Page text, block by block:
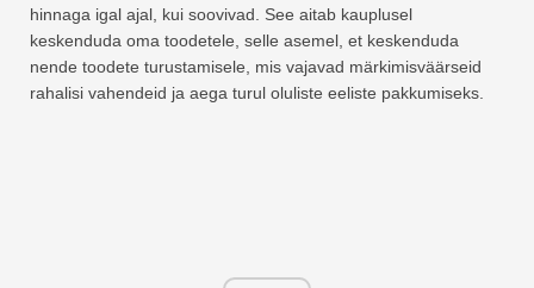
hinnaga igal ajal, kui soovivad. See aitab kauplusel
keskenduda oma toodetele, selle asemel, et keskenduda
nende toodete turustamisele, mis vajavad märkimisväärseid
rahalisi vahendeid ja aega turul oluliste eeliste pakkumiseks.